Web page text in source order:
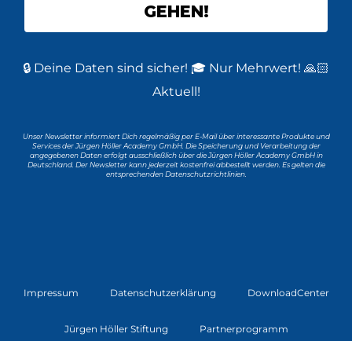
GEHEN!
🔒 Deine Daten sind sicher! 🎓 Nur Mehrwert! 🙏🏻
Aktuell!
Unser Newsletter informiert Dich regelmäßig per E-Mail über interessante Produkte und
Services der Jürgen Höller Academy GmbH. Die Speicherung und Verarbeitung der
angegebenen Daten erfolgt ausschließlich über die Jürgen Höller Academy GmbH in
Deutschland. Der Newsletter kann jederzeit kostenfrei abbestellt werden. Es gelten die
entsprechenden Datenschutzrichtlinien.
Impressum Datenschutzerklärung DownloadCenter
Jürgen Höller Stiftung Partnerprogramm